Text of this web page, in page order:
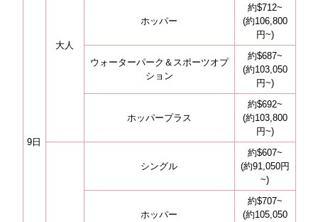
9日
大人
ホッパー
約$712~
(約106,800
円~)
ウォーターパーク＆スポーツオプ
ション
約$687~
(約103,050
円~)
ホッパープラス
約$692~
(約103,800
円~)
シングル
約$607~
(約91,050円
~)
ホッパー
約$707~
(約105,050